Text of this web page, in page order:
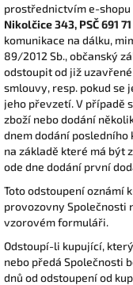
prostřednictvím e-shopu
Nikolčice 343, PSČ 691 71
komunikace na dálku,
89/2012 Sb., občanský
odstoupit od již
smlouvy, resp. pokud se
jeho převzetí. V případě
zboží nebo dodání
dnem dodání posledního
na základě které má být
ode dne dodání první
Toto odstoupení oznámí
provozovny Společnosti
vzorovém formuláři.
Odstoupí-li kupující,
nebo předá Společnosti
dnů od odstoupení od